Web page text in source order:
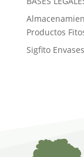
Productos
Sigfito